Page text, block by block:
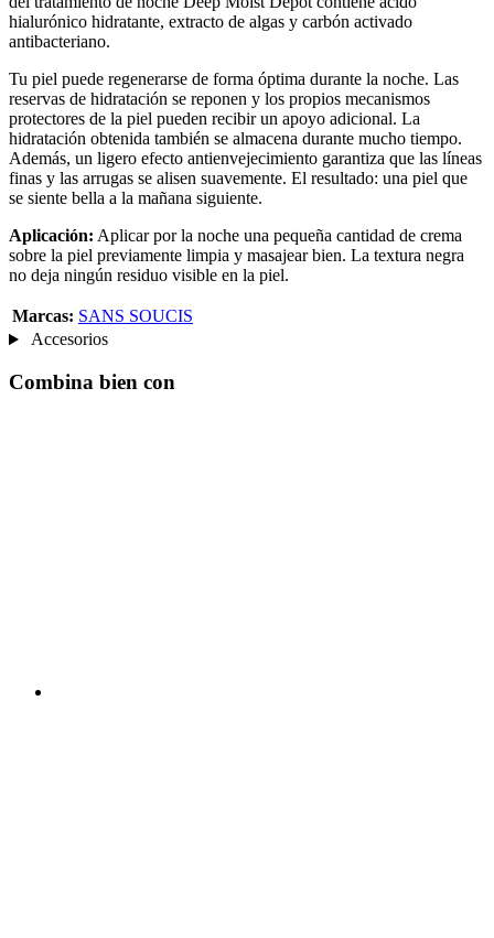
hialurónico hidratante, extracto de algas y carbón activado
antibacteriano.
Tu piel puede regenerarse de forma óptima durante la noche. Las
reservas de hidratación se reponen y los propios mecanismos
protectores de la piel pueden recibir un apoyo adicional. La
hidratación obtenida también se almacena durante mucho tiempo.
Además, un ligero efecto antienvejecimiento garantiza que las líneas
finas y las arrugas se alisen suavemente. El resultado: una piel que
se siente bella a la mañana siguiente.
Aplicación: Aplicar por la noche una pequeña cantidad de crema
sobre la piel previamente limpia y masajear bien. La textura negra
no deja ningún residuo visible en la piel.
Marcas: SANS SOUCIS
Accesorios
Combina bien con